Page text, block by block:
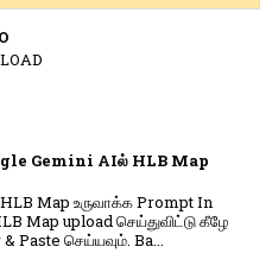
Gemini AIல் HLB Map
Map உருவாக்க Prompt In
Map upload செய்துவிட்டு கீழே
Paste செய்யவும். Ba...